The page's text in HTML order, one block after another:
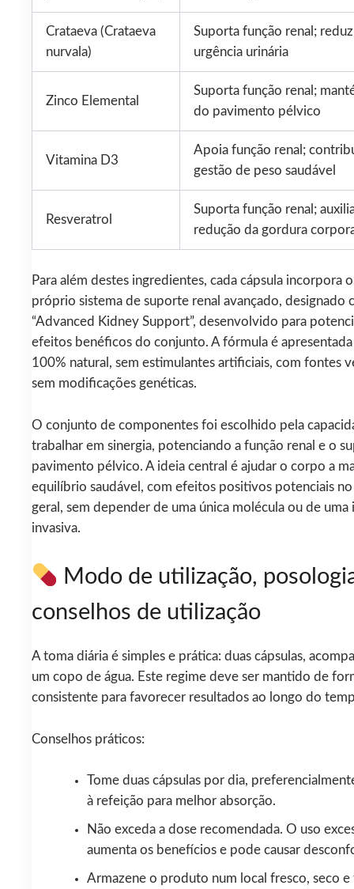
Crataeva (Crataeva
nurvala)
Suporta função renal; reduz
urgência urinária
Zinco Elemental
Suporta função renal;
do pavimento pélvico
Vitamina D3
Apoia função renal;
gestão de peso saudável
Resveratrol
Suporta função renal;
redução da gordura
Para além destes ingredientes, cada cápsula incorpora
próprio sistema de suporte renal avançado, designado
“Advanced Kidney Support”, desenvolvido para
efeitos benéficos do conjunto. A fórmula é
100% natural, sem estimulantes artificiais, com fontes
sem modificações genéticas.
O conjunto de componentes foi escolhido pela
trabalhar em sinergia, potenciando a função renal e o
pavimento pélvico. A ideia central é ajudar o corpo a
equilíbrio saudável, com efeitos positivos potenciais
geral, sem depender de uma única molécula ou de uma
invasiva.
Modo de utilização,
conselhos de utilização
A toma diária é simples e prática: duas cápsulas,
um copo de água. Este regime deve ser mantido de
consistente para favorecer resultados ao longo do
Conselhos práticos:
Tome duas cápsulas por dia,
à refeição para melhor absorção.
Não exceda a dose recomendada. O uso
aumenta os benefícios e pode causar
Armazene o produto num local fresco, seco e